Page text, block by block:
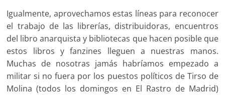
Igualmente, aprovechamos estas líneas para reconocer
el trabajo de las librerías, distribuidoras, encuentros
del libro anarquista y bibliotecas que hacen posible que
estos libros y fanzines lleguen a nuestras manos.
Muchas de nosotras jamás habríamos empezado a
militar si no fuera por los puestos políticos de Tirso de
Molina (todos los domingos en El Rastro de Madrid)